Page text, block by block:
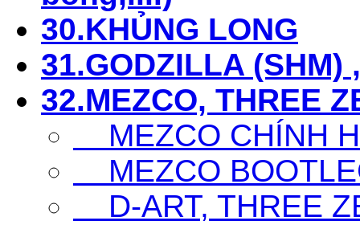
30.KHỦNG LONG
31.GODZILLA (SHM)
32.MEZCO, THREE
MEZCO CHÍNH
MEZCO
D-ART, THREE